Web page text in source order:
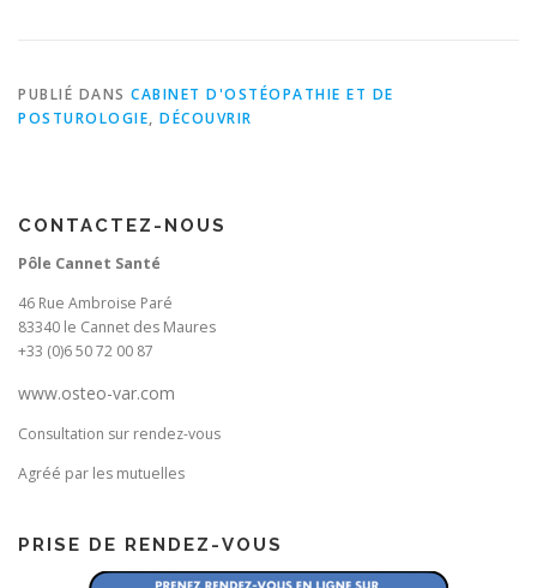
PUBLIÉ DANS CABINET D'OSTÉOPATHIE ET DE
POSTUROLOGIE, DÉCOUVRIR
CONTACTEZ-NOUS
Pôle Cannet Santé
46 Rue Ambroise Paré
83340 le Cannet des Maures
+33 (0)6 50 72 00 87
www.osteo-var.com
Consultation sur rendez-vous
Agréé par les mutuelles
PRISE DE RENDEZ-VOUS